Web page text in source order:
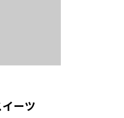
ーツ